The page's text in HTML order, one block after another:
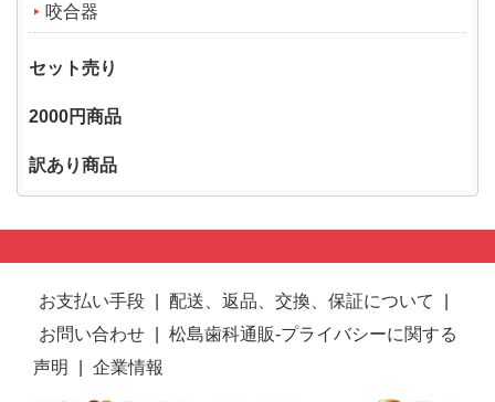
咬合器
セット売り
2000円商品
訳あり商品
お支払い手段 配送、返品、交換、保証について
お問い合わせ
松島歯科通販-プライバシーに関する
声明
企業情報